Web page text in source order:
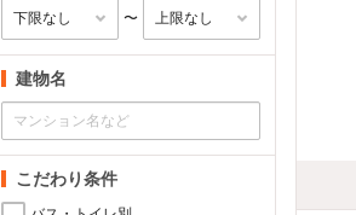
〜
建物名
こだわり条件